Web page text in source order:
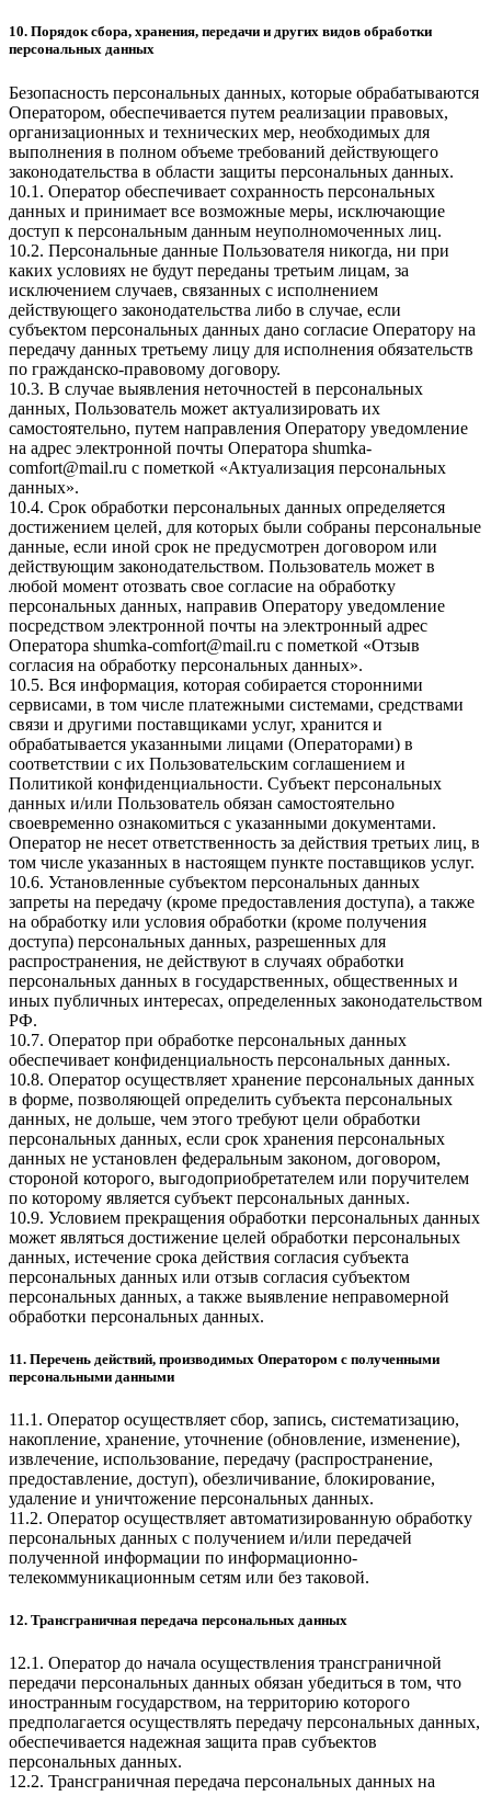
10. Порядок сбора, хранения, передачи и других видов обработки
персональных данных
Безопасность персональных данных, которые обрабатываются
Оператором, обеспечивается путем реализации правовых,
организационных и технических мер, необходимых для
выполнения в полном объеме требований действующего
законодательства в области защиты персональных данных.
10.1. Оператор обеспечивает сохранность персональных
данных и принимает все возможные меры, исключающие
доступ к персональным данным неуполномоченных лиц.
10.2. Персональные данные Пользователя никогда, ни при
каких условиях не будут переданы третьим лицам, за
исключением случаев, связанных с исполнением
действующего законодательства либо в случае, если
субъектом персональных данных дано согласие Оператору на
передачу данных третьему лицу для исполнения обязательств
по гражданско-правовому договору.
10.3. В случае выявления неточностей в персональных
данных, Пользователь может актуализировать их
самостоятельно, путем направления Оператору уведомление
на адрес электронной почты Оператора shumka-
comfort@mail.ru с пометкой «Актуализация персональных
данных».
10.4. Срок обработки персональных данных определяется
достижением целей, для которых были собраны персональные
данные, если иной срок не предусмотрен договором или
действующим законодательством. Пользователь может в
любой момент отозвать свое согласие на обработку
персональных данных, направив Оператору уведомление
посредством электронной почты на электронный адрес
Оператора shumka-comfort@mail.ru с пометкой «Отзыв
согласия на обработку персональных данных».
10.5. Вся информация, которая собирается сторонними
сервисами, в том числе платежными системами, средствами
связи и другими поставщиками услуг, хранится и
обрабатывается указанными лицами (Операторами) в
соответствии с их Пользовательским соглашением и
Политикой конфиденциальности. Субъект персональных
данных и/или Пользователь обязан самостоятельно
своевременно ознакомиться с указанными документами.
Оператор не несет ответственность за действия третьих лиц, в
том числе указанных в настоящем пункте поставщиков услуг.
10.6. Установленные субъектом персональных данных
запреты на передачу (кроме предоставления доступа), а также
на обработку или условия обработки (кроме получения
доступа) персональных данных, разрешенных для
распространения, не действуют в случаях обработки
персональных данных в государственных, общественных и
иных публичных интересах, определенных законодательством
РФ.
10.7. Оператор при обработке персональных данных
обеспечивает конфиденциальность персональных данных.
10.8. Оператор осуществляет хранение персональных данных
в форме, позволяющей определить субъекта персональных
данных, не дольше, чем этого требуют цели обработки
персональных данных, если срок хранения персональных
данных не установлен федеральным законом, договором,
стороной которого, выгодоприобретателем или поручителем
по которому является субъект персональных данных.
10.9. Условием прекращения обработки персональных данных
может являться достижение целей обработки персональных
данных, истечение срока действия согласия субъекта
персональных данных или отзыв согласия субъектом
персональных данных, а также выявление неправомерной
обработки персональных данных.
11. Перечень действий, производимых Оператором с полученными
персональными данными
11.1. Оператор осуществляет сбор, запись, систематизацию,
накопление, хранение, уточнение (обновление, изменение),
извлечение, использование, передачу (распространение,
предоставление, доступ), обезличивание, блокирование,
удаление и уничтожение персональных данных.
11.2. Оператор осуществляет автоматизированную обработку
персональных данных с получением и/или передачей
полученной информации по информационно-
телекоммуникационным сетям или без таковой.
12. Трансграничная передача персональных данных
12.1. Оператор до начала осуществления трансграничной
передачи персональных данных обязан убедиться в том, что
иностранным государством, на территорию которого
предполагается осуществлять передачу персональных данных,
обеспечивается надежная защита прав субъектов
персональных данных.
12.2. Трансграничная передача персональных данных на